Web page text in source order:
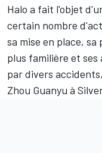
Halo a fait l'objet
certain nombre
sa mise en place,
plus familière et ses
par divers
Zhou Guanyu à